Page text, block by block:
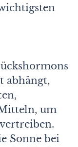
abhängt,
um
Sonne bei